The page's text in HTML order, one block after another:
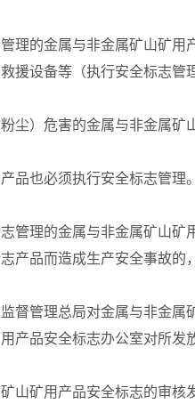
的金属与非金属矿山矿用
援设备等（执行安全标志管
）危害的金属与非金属矿山
也必须执行安全标志管理。
理的金属与非金属矿山矿
产品而造成生产安全事故的
管理总局对金属与非金属
产品安全标志办公室对所发
矿用产品安全标志的审核发